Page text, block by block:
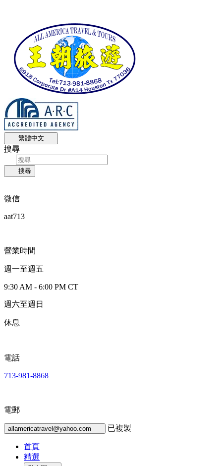
繁體中文
搜尋
搜尋
微信
aat713
營業時間
週一至週五
9:30 AM - 6:00 PM CT
週六至週日
休息
電話
713-981-8868
電郵
allamericatravel@yahoo.com 已複製
首頁
精選